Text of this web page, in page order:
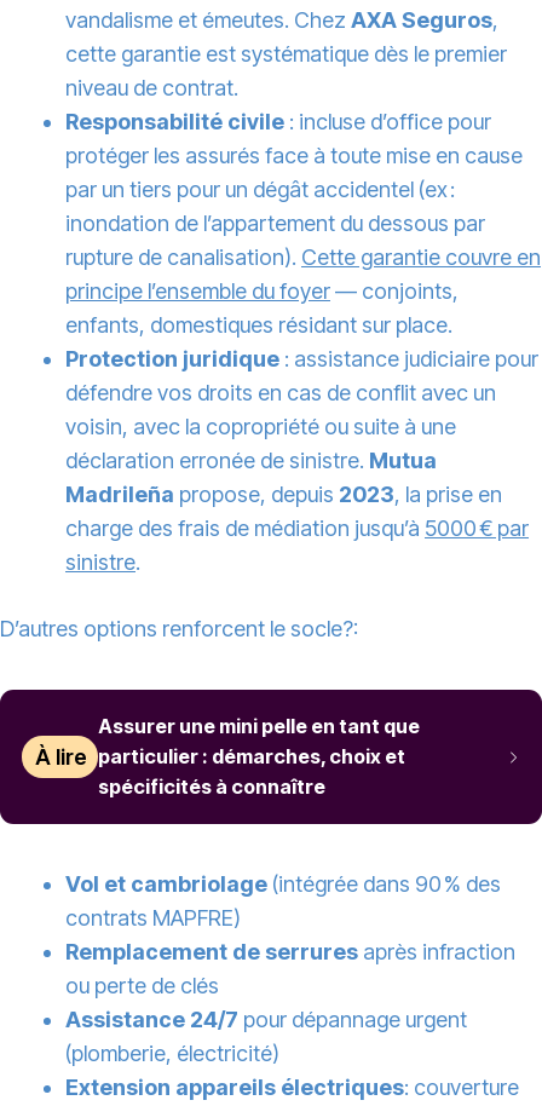
vandalisme et émeutes. Chez AXA Seguros,
cette garantie est systématique dès le premier
niveau de contrat.
Responsabilité civile : incluse d’office pour
protéger les assurés face à toute mise en cause
par un tiers pour un dégât accidentel (ex :
inondation de l’appartement du dessous par
rupture de canalisation). Cette garantie couvre en
principe l’ensemble du foyer— conjoints,
enfants, domestiques résidant sur place.
Protection juridique : assistance judiciaire pour
défendre vos droits en cas de conflit avec un
voisin, avec la copropriété ou suite à une
déclaration erronée de sinistre. Mutua
Madrileña propose, depuis 2023, la prise en
charge des frais de médiation jusqu’à 5000 € par
sinistre.
D’autres options renforcent le socle?:
À lire
Assurer une mini pelle en tant que
particulier : démarches, choix et
spécificités à connaître
Vol et cambriolage (intégrée dans 90 % des
contrats MAPFRE)
Remplacement de serrures après infraction
ou perte de clés
Assistance 24/7 pour dépannage urgent
(plomberie, électricité)
Extension appareils électriques: couverture